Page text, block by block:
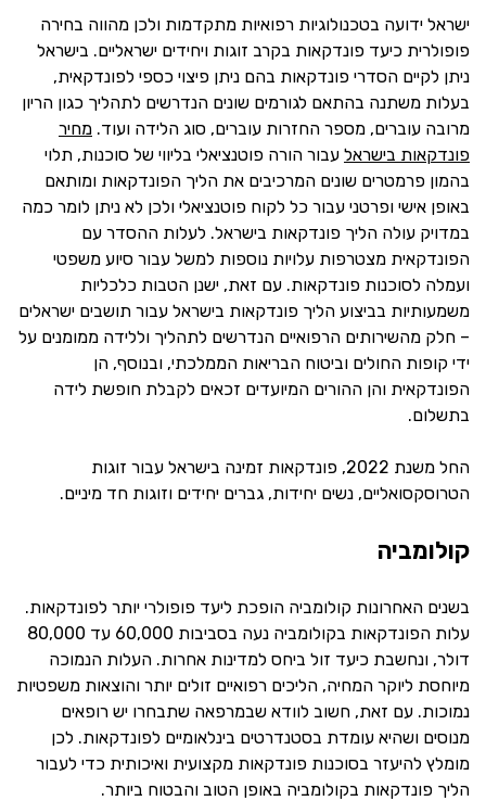
ישראל ידועה בטכנולוגיות רפואיות מתקדמות ולכן מהווה בחירה
פופולרית כיעד פונדקאות בקרב זוגות ויחידים ישראליים. בישראל
ניתן לקיים הסדרי פונדקאות בהם ניתן פיצוי כספי לפונדקאית,
בעלות משתנה בהתאם לגורמים שונים הנדרשים לתהליך כגון הריון
מרובה עוברים, מספר החזרות עוברים, סוג הלידה ועוד. מחיר
פונדקאות בישראל עבור הורה פוטנציאלי בליווי של סוכנות, תלוי
בהמון פרמטרים שונים המרכיבים את הליך הפונדקאות ומותאם
באופן אישי ופרטני עבור כל לקוח פוטנציאלי ולכן לא ניתן לומר כמה
במדויק עולה הליך פונדקאות בישראל. לעלות ההסדר עם
הפונדקאית מצטרפות עלויות נוספות למשל עבור סיוע משפטי
ועמלה לסוכנות פונדקאות. עם זאת, ישנן הטבות כלכליות
משמעותיות בביצוע הליך פונדקאות בישראל עבור תושבים ישראלים
– חלק מהשירותים הרפואיים הנדרשים לתהליך וללידה ממומנים על
ידי קופות החולים וביטוח הבריאות הממלכתי, ובנוסף, הן
הפונדקאית והן ההורים המיועדים זכאים לקבלת חופשת לידה
בתשלום.
החל משנת 2022, פונדקאות זמינה בישראל עבור זוגות
הטרוסקסואליים, נשים יחידות, גברים יחידים וזוגות חד מיניים.
קולומביה
בשנים האחרונות קולומביה הופכת ליעד פופולרי יותר לפונדקאות.
עלות הפונדקאות בקולומביה נעה בסביבות 60,000 עד 80,000
דולר, ונחשבת כיעד זול ביחס למדינות אחרות. העלות הנמוכה
מיוחסת ליוקר המחיה, הליכים רפואיים זולים יותר והוצאות משפטיות
נמוכות. עם זאת, חשוב לוודא שבמרפאה שתבחרו יש רופאים
מנוסים ושהיא עומדת בסטנדרטים בינלאומיים לפונדקאות. לכן
מומלץ להיעזר בסוכנות פונדקאות מקצועית ואיכותית כדי לעבור
הליך פונדקאות בקולומביה באופן הטוב והבטוח ביותר.